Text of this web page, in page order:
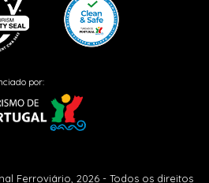
por:
Ferroviário, 2026 - Todos os direitos